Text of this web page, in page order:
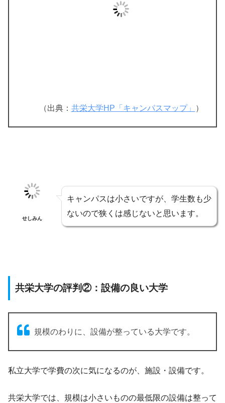
（出典： 共栄大学HP「キャンパスマップ」 ）
せしみん
キャンパスは小さいですが、学生数も少
ないので狭くは感じないと思います。
共栄大学の評判②：設備の良い大学
規模のわりに、設備が整っている大学です。
私立大学で学費の次に気になるのが、施設・設備です。
共栄大学では、規模は小さいものの最低限の設備は整って